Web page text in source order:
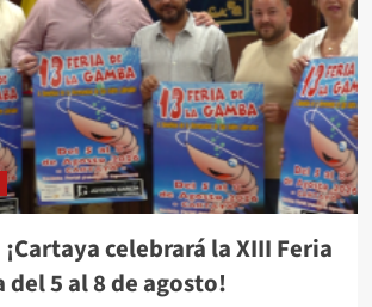
celebrará la XIII Feria
del 5 al 8 de agosto!